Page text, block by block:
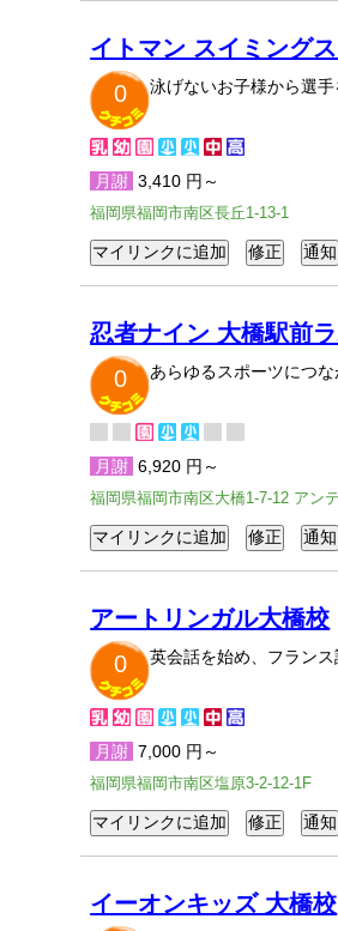
イトマン スイミング
0
泳げないお子様から選
月謝 3,410 円～
福岡県福岡市南区長丘1-13-1
忍者ナイン 大橋駅前
0
あらゆるスポーツにつ
月謝 6,920 円～
福岡県福岡市南区大橋1-7-12 アン
アートリンガル大橋校
0
英会話を始め、フラン
月謝 7,000 円～
福岡県福岡市南区塩原3-2-12-1F
イーオンキッズ 大橋校